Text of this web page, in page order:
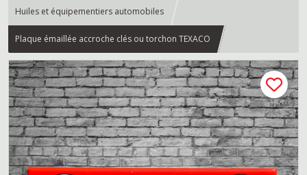
Huiles et équipementiers automobiles
Plaque émaillée accroche clés ou torchon TEXACO